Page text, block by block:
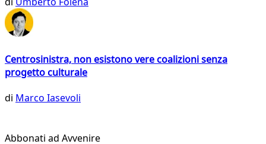
Centrosinistra, non esistono vere coalizioni senza
progetto culturale
di Marco Iasevoli
Abbonati ad Avvenire